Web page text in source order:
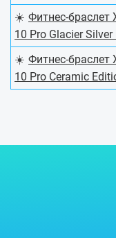
☀️ Фитнес-браслет
10 Pro Glacier Silver
☀️ Фитнес-браслет
10 Pro Ceramic